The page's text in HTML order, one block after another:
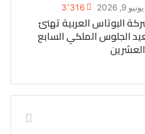
يونيو 9, 2026 3٬316
البوتاس العربية تهنئ
الجلوس الملكي السابع